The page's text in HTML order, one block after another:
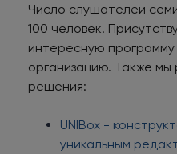
Число слушателей
100 человек.
интересную
организацию. Также мы
решения:
UNIBox -
уникальным